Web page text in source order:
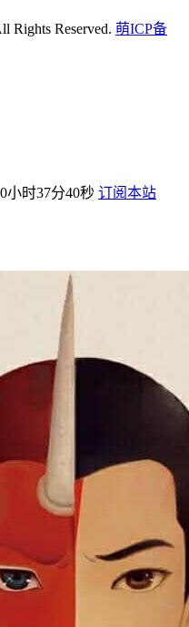
Rights Reserved. 萌ICP备
小时37分41秒 订阅本站